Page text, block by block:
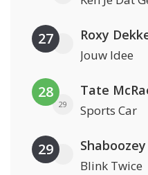
27 Roxy
Jouw Idee
28
29
Tate
Sports Car
29
Blink Twice